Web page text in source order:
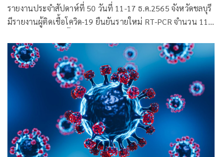
รายงานประจำสัปดาห์ที่ 50 วันที่ 11-17 ธ.ค.2565 จังหวัดชลบุรี
มีรายงานผู้ติดเชื้อโควิด-19 ยืนยันรายใหม่ RT-PCR จำนวน 113
ราย